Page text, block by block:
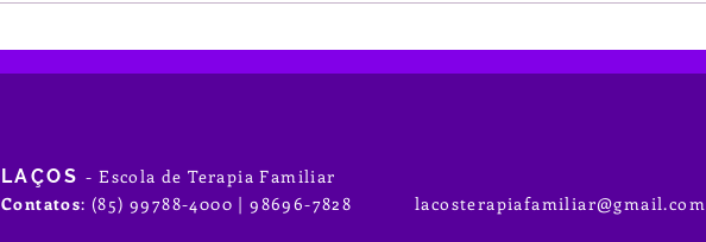
LAÇOS- Escola de Terapia Familiar
Contatos: (85) 99788-4000 | 98696-7828lacosterapiafamiliar@gmail.com